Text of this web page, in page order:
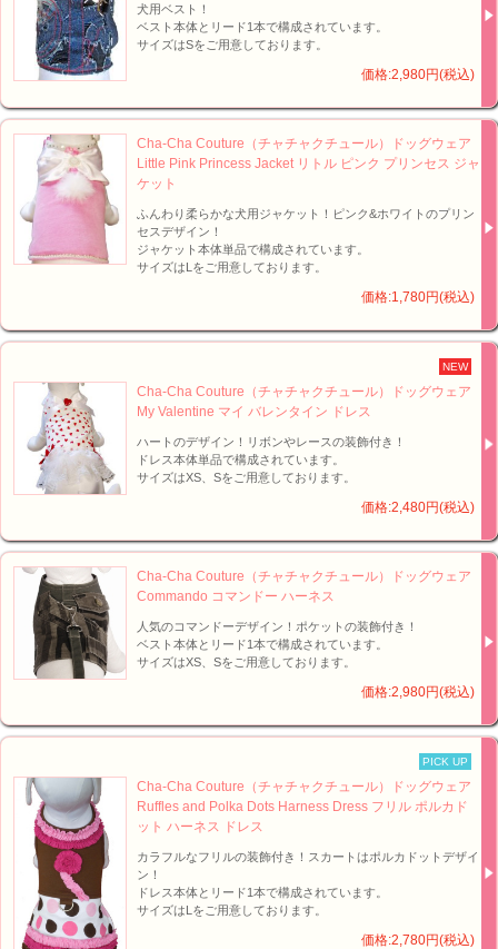
犬用ベスト！
ベスト本体とリード1本で構成されています。
サイズはSをご用意しております。
価格:2,980円(税込)
Cha-Cha Couture（チャチャクチュール）ドッグウェア
Little Pink Princess Jacket リトル ピンク プリンセス ジャ
ケット
ふんわり柔らかな犬用ジャケット！ピンク&ホワイトのプリン
セスデザイン！
ジャケット本体単品で構成されています。
サイズはLをご用意しております。
価格:1,780円(税込)
NEW
Cha-Cha Couture（チャチャクチュール）ドッグウェア
My Valentine マイ バレンタイン ドレス
ハートのデザイン！リボンやレースの装飾付き！
ドレス本体単品で構成されています。
サイズはXS、Sをご用意しております。
価格:2,480円(税込)
Cha-Cha Couture（チャチャクチュール）ドッグウェア
Commando コマンドー ハーネス
人気のコマンドーデザイン！ポケットの装飾付き！
ベスト本体とリード1本で構成されています。
サイズはXS、Sをご用意しております。
価格:2,980円(税込)
PICK UP
Cha-Cha Couture（チャチャクチュール）ドッグウェア
Ruffles and Polka Dots Harness Dress フリル ポルカド
ット ハーネス ドレス
カラフルなフリルの装飾付き！スカートはポルカドットデザイ
ン！
ドレス本体とリード1本で構成されています。
サイズはLをご用意しております。
価格:2,780円(税込)